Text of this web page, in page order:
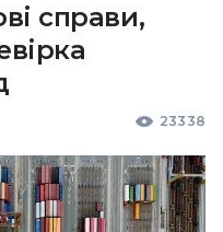
справи,
23338